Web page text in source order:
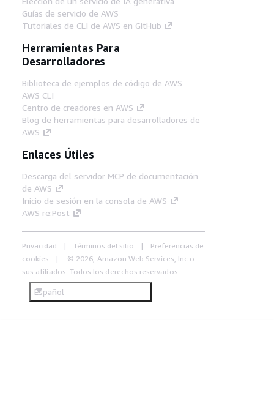
Guías de servicio de AWS
Tutoriales de CLI de AWS en GitHub
Herramientas Para
Desarrolladores
Biblioteca de ejemplos de código de AWS
AWS CLI
Centro de creadores en AWS
Blog de herramientas para desarrolladores de
AWS
Enlaces Útiles
Descarga del servidor MCP de documentación
de AWS
Inicio de sesión en la consola de AWS
AWS re:Post
Privacidad Términos del sitio
Preferencias de
cookies
© 2026, Amazon Web Services, Inc o
sus afiliados. Todos los derechos reservados.
Español